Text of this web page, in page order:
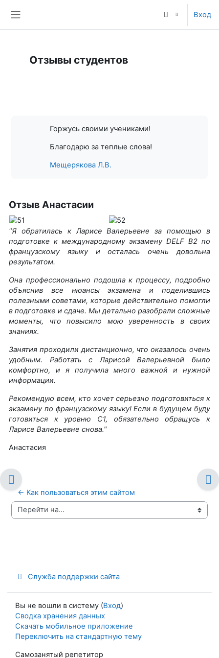
Вход
Отзывы студентов
Горжусь своими учениками!
Благодарю за теплые слова!
Мещерякова Л.В.
Отзыв Анастасии
"Я обратилась к Ларисе Валерьевне за помощью в
подготовке к международному экзамену DELF B2 по
французскому языку и осталась очень довольна
результатом.
Она профессионально подошла к процессу, подробно
объяснив все нюансы экзамена и поделившись
полезными советами, которые действительно помогли
в подготовке и сдаче. Мы детально разобрали сложные
моменты, что повысило мою уверенность в своих
знаниях.
Занятия проходили дистанционно, что оказалось очень
удобным. Работать с Ларисой Валерьевной было
комфортно, и я получила много важной и нужной
информации.
Рекомендую всем, кто хочет серьезно подготовиться к
экзамену по французскому языку! Если в будущем буду
готовиться к уровню C1, обязательно обращусь к
Ларисе Валерьевне снова."
Анастасия
← Как пользоваться этим сайтом
Перейти на...
Служба поддержки сайта
Вы не вошли в систему (Вход)
Сводка хранения данных
Скачать мобильное приложение
Переключить на стандартную тему
Самозанятый репетитор